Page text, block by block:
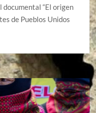
documental “El origen
de Pueblos Unidos